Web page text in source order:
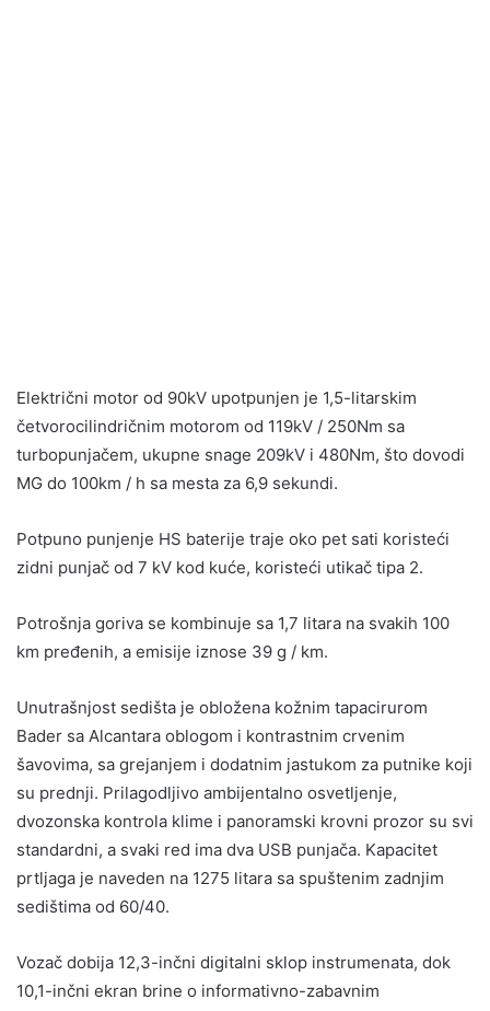
Električni motor od 90kV upotpunjen je 1,5-litarskim
četvorocilindričnim motorom od 119kV / 250Nm sa
turbopunjačem, ukupne snage 209kV i 480Nm, što dovodi
MG do 100km / h sa mesta za 6,9 sekundi.
Potpuno punjenje HS baterije traje oko pet sati koristeći
zidni punjač od 7 kV kod kuće, koristeći utikač tipa 2.
Potrošnja goriva se kombinuje sa 1,7 litara na svakih 100
km pređenih, a emisije iznose 39 g / km.
Unutrašnjost sedišta je obložena kožnim tapacirurom
Bader sa Alcantara oblogom i kontrastnim crvenim
šavovima, sa grejanjem i dodatnim jastukom za putnike koji
su prednji. Prilagodljivo ambijentalno osvetljenje,
dvozonska kontrola klime i panoramski krovni prozor su svi
standardni, a svaki red ima dva USB punjača. Kapacitet
prtljaga je naveden na 1275 litara sa spuštenim zadnjim
sedištima od 60/40.
Vozač dobija 12,3-inčni digitalni sklop instrumenata, dok
10,1-inčni ekran brine o informativno-zabavnim